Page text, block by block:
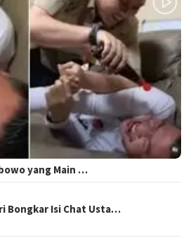
yang Main …
Bongkar Isi Chat Usta…